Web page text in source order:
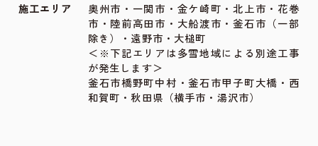
施工エリア
奥州市・一関市・金ケ崎町・北上市・花巻
市・陸前高田市・大船渡市・釜石市（一部
除き）・遠野市・大槌町
＜※下記エリアは多雪地域による別途工事
が発生します＞
釜石市橋野町中村・釜石市甲子町大橋・西
和賀町・秋田県（横手市・湯沢市）